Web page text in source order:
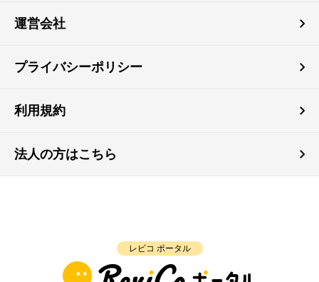
運営会社
プライバシーポリシー
利用規約
法人の方はこちら
レビコ ポータル